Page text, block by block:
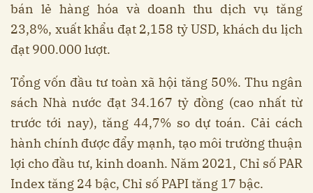
bán lẻ hàng hóa và doanh thu dịch vụ tăng
23,8%, xuất khẩu đạt 2,158 tỷ USD, khách du lịch
đạt 900.000 lượt.
Tổng vốn đầu tư toàn xã hội tăng 50%. Thu ngân
sách Nhà nước đạt 34.167 tỷ đồng (cao nhất từ
trước tới nay), tăng 44,7% so dự toán. Cải cách
hành chính được đẩy mạnh, tạo môi trường thuận
lợi cho đầu tư, kinh doanh. Năm 2021, Chỉ số PAR
Index tăng 24 bậc, Chỉ số PAPI tăng 17 bậc.